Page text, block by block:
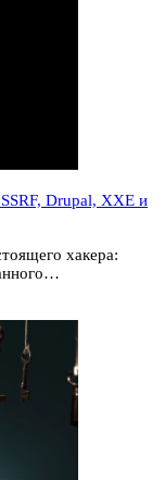
Drupal, XXE и
хакера: